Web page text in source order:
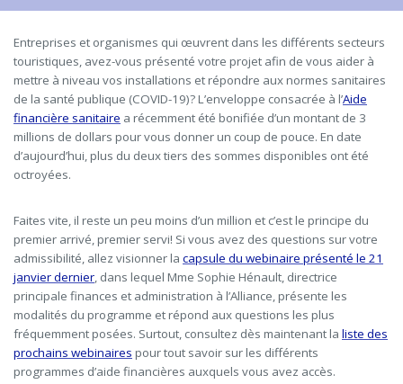
Entreprises et organismes qui œuvrent dans les différents secteurs
touristiques, avez-vous présenté votre projet afin de vous aider à
mettre à niveau vos installations et répondre aux normes sanitaires
de la santé publique (COVID-19)? L’enveloppe consacrée à l’Aide
financière sanitaire a récemment été bonifiée d’un montant de 3
millions de dollars pour vous donner un coup de pouce. En date
d’aujourd’hui, plus du deux tiers des sommes disponibles ont été
octroyées.
Faites vite, il reste un peu moins d’un million et c’est le principe du
premier arrivé, premier servi! Si vous avez des questions sur votre
admissibilité, allez visionner la capsule du webinaire présenté le 21
janvier dernier, dans lequel Mme Sophie Hénault, directrice
principale finances et administration à l’Alliance, présente les
modalités du programme et répond aux questions les plus
fréquemment posées. Surtout, consultez dès maintenant la liste des
prochains webinaires pour tout savoir sur les différents
programmes d’aide financières auxquels vous avez accès.